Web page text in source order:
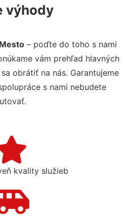
výhody
– poďte do toho s nami
vám prehľad hlavných
obrátiť na nás. Garantujeme
s nami nebudete
kvality služieb